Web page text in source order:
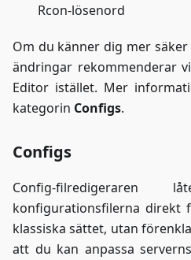
Rcon-lösenord
Om du känner dig mer
ändringar rekommenderar
Editor istället. Mer
kategorin Configs.
Configs
Config-
konfigurationsfilerna direkt
klassiska sättet, utan
att du kan anpassa